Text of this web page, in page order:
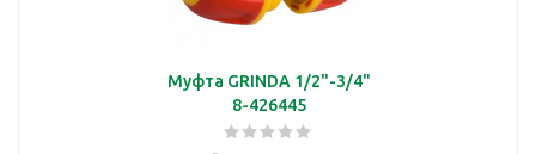
Муфта GRINDA 1/2"-3/4"
8-426445